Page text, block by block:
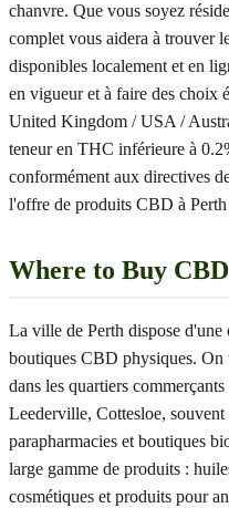
chanvre. Que vous soyez
complet vous aidera à trouver
disponibles localement et en
en vigueur et à faire des choix
United Kingdom / USA /
teneur en THC inférieure à
conformément aux directives
l'offre de produits CBD à
Where to Buy
La ville de Perth dispose d'une
boutiques CBD physiques. On
dans les quartiers
Leederville, Cottesloe,
parapharmacies et boutiques
large gamme de produits :
cosmétiques et produits pour